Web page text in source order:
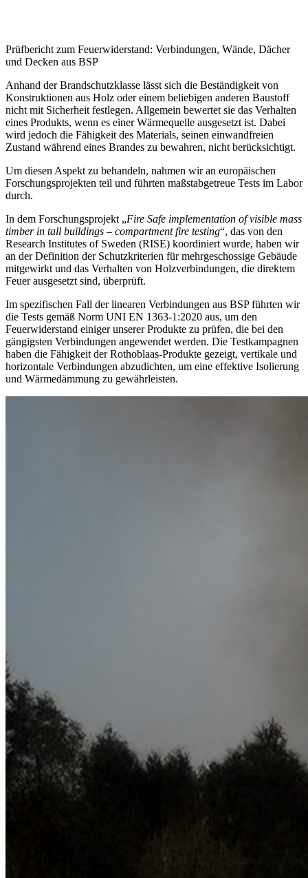
Prüfbericht zum Feuerwiderstand: Verbindungen, Wände, Dächer
und Decken aus BSP
Anhand der Brandschutzklasse lässt sich die Beständigkeit von
Konstruktionen aus Holz oder einem beliebigen anderen Baustoff
nicht mit Sicherheit festlegen. Allgemein bewertet sie das Verhalten
eines Produkts, wenn es einer Wärmequelle ausgesetzt ist. Dabei
wird jedoch die Fähigkeit des Materials, seinen einwandfreien
Zustand während eines Brandes zu bewahren, nicht berücksichtigt.
Um diesen Aspekt zu behandeln, nahmen wir an europäischen
Forschungsprojekten teil und führten maßstabgetreue Tests im Labor
durch.
In dem Forschungsprojekt „Fire Safe implementation of visible mass
timber in tall buildings – compartment fire testing“, das von den
Research Institutes of Sweden (RISE) koordiniert wurde, haben wir
an der Definition der Schutzkriterien für mehrgeschossige Gebäude
mitgewirkt und das Verhalten von Holzverbindungen, die direktem
Feuer ausgesetzt sind, überprüft.
Im spezifischen Fall der linearen Verbindungen aus BSP führten wir
die Tests gemäß Norm UNI EN 1363-1:2020 aus, um den
Feuerwiderstand einiger unserer Produkte zu prüfen, die bei den
gängigsten Verbindungen angewendet werden. Die Testkampagnen
haben die Fähigkeit der Rothoblaas-Produkte gezeigt, vertikale und
horizontale Verbindungen abzudichten, um eine effektive Isolierung
und Wärmedämmung zu gewährleisten.